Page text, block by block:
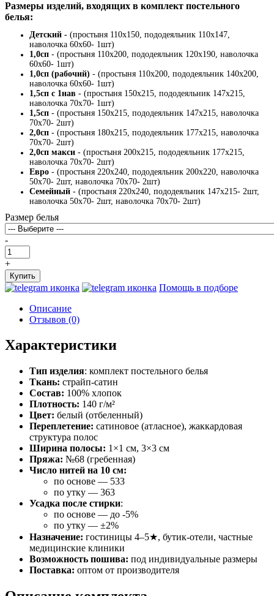
Размеры изделий, входящих в комплект постельного
белья:
Детский - (простыня 110х150, пододеяльник 110х147,
наволочка 60х60- 1шт)
1,0сп - (простыня 110х200, пододеяльник 120х190, наволочка
60х60- 1шт)
1,0сп (рабочий) - (простыня 110х200, пододеяльник 140х200,
наволочка 60х60- 1шт)
1,5сп с 1нав - (простыня 150х215, пододеяльник 147х215,
наволочка 70х70- 1шт)
1,5сп - (простыня 150х215, пододеяльник 147х215, наволочка
70х70- 2шт)
2,0сп - (простыня 180х215, пододеяльник 177х215, наволочка
70х70- 2шт)
2,0сп макси - (простыня 200х215, пододеяльник 177х215,
наволочка 70х70- 2шт)
Евро - (простыня 220х240, пододеяльник 200х220, наволочка
50х70- 2шт, наволочка 70х70- 2шт)
Семейный - (простыня 220х240, пододеяльник 147х215- 2шт,
наволочка 50х70- 2шт, наволочка 70х70- 2шт)
Размер белья
-
+
Купить
Помощь в подборе
Описание
Отзывов (0)
Характеристики
Тип изделия: комплект постельного белья
Ткань: страйп-сатин
Состав: 100% хлопок
Плотность: 140 г/м²
Цвет: белый (отбеленный)
Переплетение: сатиновое (атласное), жаккардовая
структура полос
Ширина полосы: 1×1 см, 3×3 см
Пряжа: №68 (гребенная)
Число нитей на 10 см:
по основе — 533
по утку — 363
Усадка после стирки:
по основе — до -5%
по утку — ±2%
Назначение: гостиницы 4–5★, бутик-отели, частные
медицинские клиники
Возможность пошива: под индивидуальные размеры
Поставка: оптом от производителя